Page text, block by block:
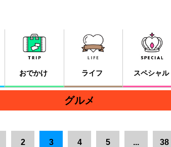
おでかけ ライフ スペシャル
グルメ
2 3 4 5 ... 38